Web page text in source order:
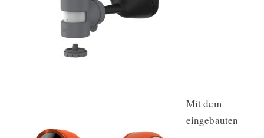
Mit dem
eingebauten